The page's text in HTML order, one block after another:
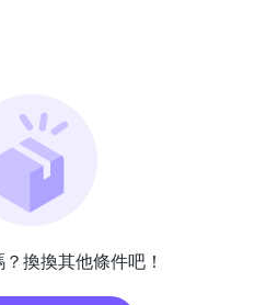
換換其他條件吧！